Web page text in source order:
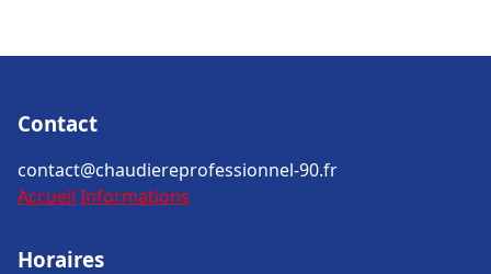
Contact
contact@chaudiereprofessionnel-90.fr
Accueil Informations
Horaires